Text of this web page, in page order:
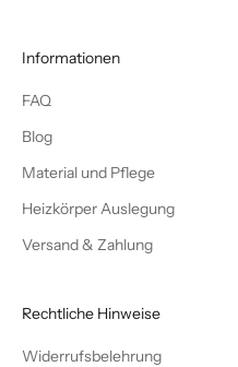
Informationen
FAQ
Blog
Material und Pflege
Heizkörper Auslegung
Versand & Zahlung
Rechtliche Hinweise
Widerrufsbelehrung